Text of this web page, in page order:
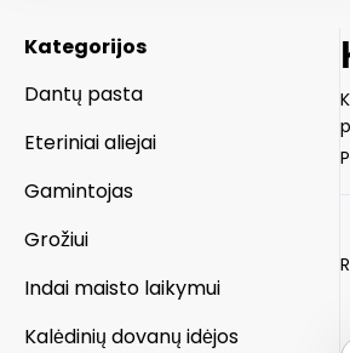
Kategorijos
Dantų pasta
Eteriniai aliejai
Gamintojas
Grožiui
Indai maisto laikymui
Kalėdinių dovanų idėjos